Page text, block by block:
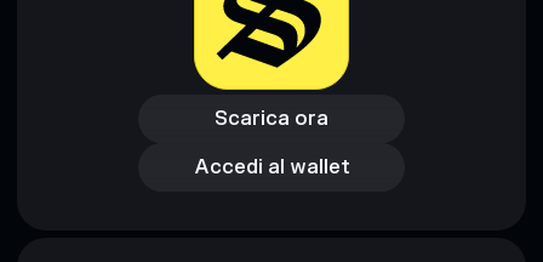
Scarica ora
Scarica ora
Accedi al wallet
Accedi al wallet